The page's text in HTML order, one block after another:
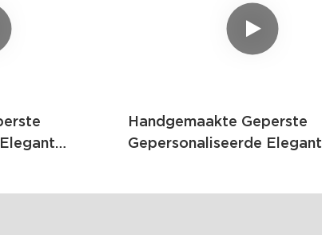
Handgemaakte Geperste
Gepersonaliseerde Elegant